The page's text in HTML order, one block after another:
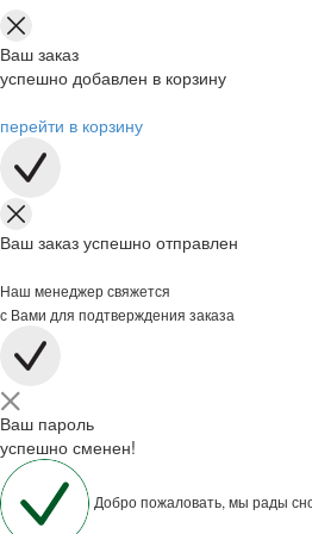
Ваш заказ
успешно добавлен в корзину
перейти в корзину
Ваш заказ успешно отправлен
Наш менеджер свяжется
с Вами для подтверждения заказа
Ваш пароль
успешно сменен!
Добро пожаловать, мы рады